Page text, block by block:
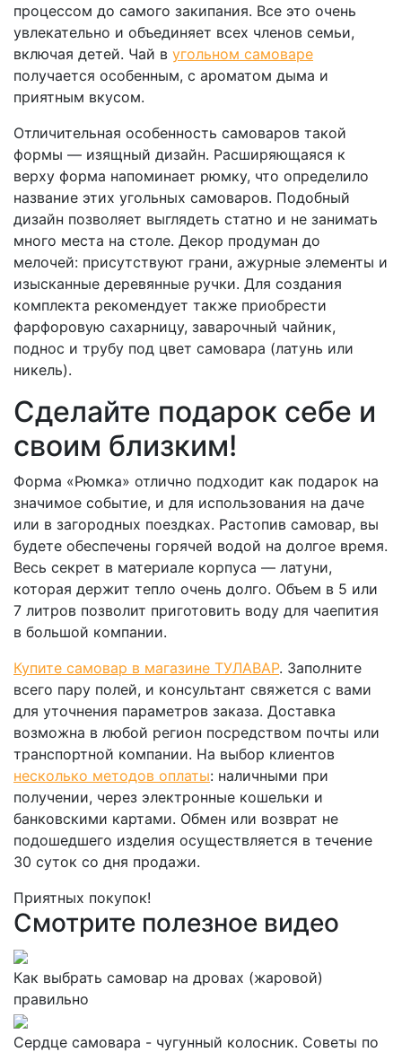
процессом до самого закипания. Все это очень
увлекательно и объединяет всех членов семьи,
включая детей. Чай в угольном самоваре
получается особенным, с ароматом дыма и
приятным вкусом.
Отличительная особенность самоваров такой
формы — изящный дизайн. Расширяющаяся к
верху форма напоминает рюмку, что определило
название этих угольных самоваров. Подобный
дизайн позволяет выглядеть статно и не занимать
много места на столе. Декор продуман до
мелочей: присутствуют грани, ажурные элементы и
изысканные деревянные ручки. Для создания
комплекта рекомендует также приобрести
фарфоровую сахарницу, заварочный чайник,
поднос и трубу под цвет самовара (латунь или
никель).
Сделайте подарок себе и
своим близким!
Форма «Рюмка» отлично подходит как подарок на
значимое событие, и для использования на даче
или в загородных поездках. Растопив самовар, вы
будете обеспечены горячей водой на долгое время.
Весь секрет в материале корпуса — латуни,
которая держит тепло очень долго. Объем в 5 или
7 литров позволит приготовить воду для чаепития
в большой компании.
Купите самовар в магазине ТУЛАВАР. Заполните
всего пару полей, и консультант свяжется с вами
для уточнения параметров заказа. Доставка
возможна в любой регион посредством почты или
транспортной компании. На выбор клиентов
несколько методов оплаты: наличными при
получении, через электронные кошельки и
банковскими картами. Обмен или возврат не
подошедшего изделия осуществляется в течение
30 суток со дня продажи.
Приятных покупок!
Смотрите полезное видео
Как выбрать самовар на дровах (жаровой)
правильно
Сердце самовара - чугунный колосник. Советы по